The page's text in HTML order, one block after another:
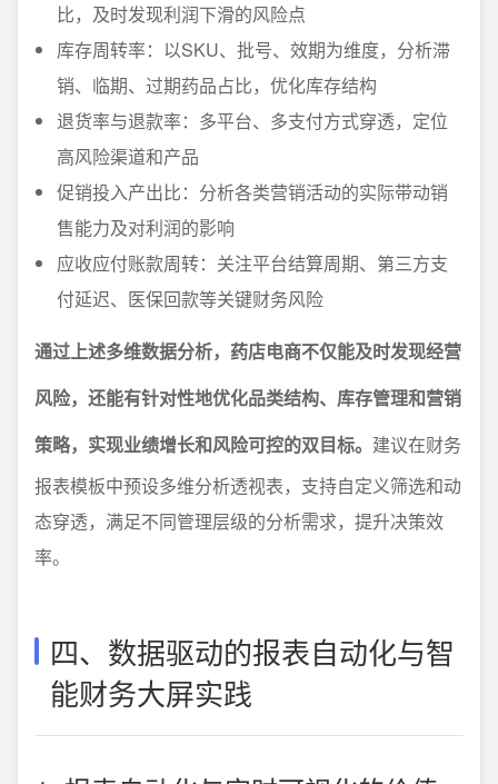
比，及时发现利润下滑的风险点
库存周转率：以SKU、批号、效期为维度，分析滞
销、临期、过期药品占比，优化库存结构
退货率与退款率：多平台、多支付方式穿透，定位
高风险渠道和产品
促销投入产出比：分析各类营销活动的实际带动销
售能力及对利润的影响
应收应付账款周转：关注平台结算周期、第三方支
付延迟、医保回款等关键财务风险
通过上述多维数据分析，药店电商不仅能及时发现经营
风险，还能有针对性地优化品类结构、库存管理和营销
策略，实现业绩增长和风险可控的双目标。 建议在财务
报表模板中预设多维分析透视表，支持自定义筛选和动
态穿透，满足不同管理层级的分析需求，提升决策效
率。
四、数据驱动的报表自动化与智
能财务大屏实践